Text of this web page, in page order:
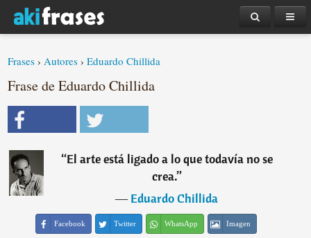
Frases ›Autores ›Eduardo Chillida
Frase de Eduardo Chillida
“El arte está ligado a lo que todavía no se
crea.”
―Eduardo Chillida
Facebook Twitter WhatsApp Imagen